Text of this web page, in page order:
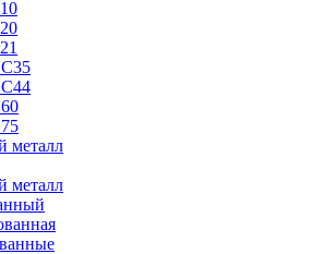
металл
металл